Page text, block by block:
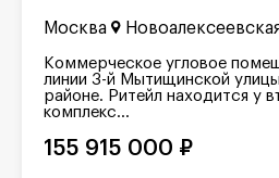
Москва
Коммерческое угловое
линии 3-й Мытищинской
районе. Ритейл находится у
комплекс...
155 915 000 ₽